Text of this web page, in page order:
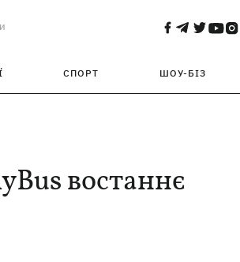
СПОРТ ШОУ-БІЗ
востаннє